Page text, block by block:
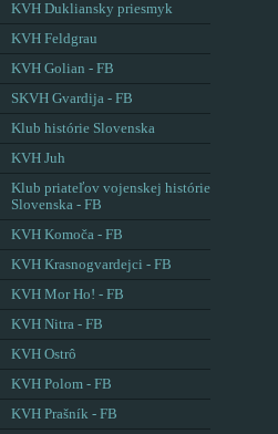
KVH Dukliansky priesmyk
KVH Feldgrau
KVH Golian - FB
SKVH Gvardija - FB
Klub histórie Slovenska
KVH Juh
Klub priateľov vojenskej histórie
Slovenska - FB
KVH Komoča - FB
KVH Krasnogvardejci - FB
KVH Mor Ho! - FB
KVH Nitra - FB
KVH Ostrô
KVH Polom - FB
KVH Prašník - FB